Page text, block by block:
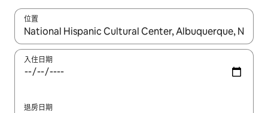
位置
如有搜尋結果，瀏覽內容時請使用上下箭頭，或輕點、滑動裝置。
入住日期
退房日期